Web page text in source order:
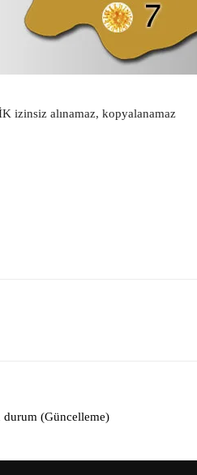
izinsiz alınamaz, kopyalanamaz
(Güncelleme)